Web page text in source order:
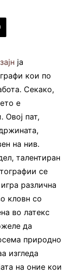
ја
кои по
Секако,
е
Овој пат,
на нив.
талентиран
се
различна
кловн со
во латекс
да
природно
изгледа
на оние кои